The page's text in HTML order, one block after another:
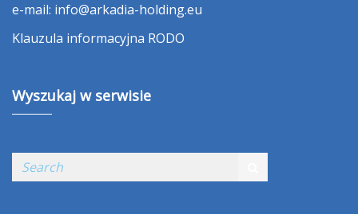
e-mail: info@arkadia-holding.eu
Klauzula informacyjna RODO
Wyszukaj w serwisie